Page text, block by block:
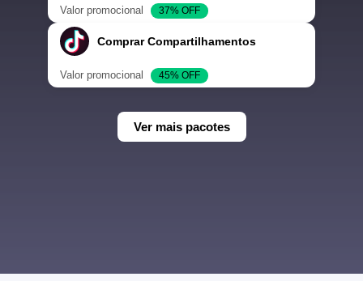
Valor promocional 37% OFF
Comprar Compartilhamentos
Valor promocional 45% OFF
Ver mais pacotes